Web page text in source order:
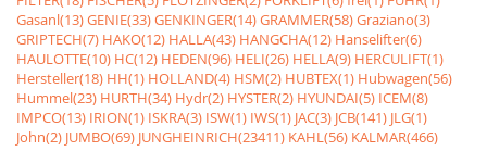
Gasanl(13)GENIE(33)GENKINGER(14)GRAMMER(58)Graziano(3)
GRIPTECH(7) HAKO(12) HALLA(43) HANGCHA(12) Hanselifter(6)
HAULOTTE(10) HC(12) HEDEN(96) HELI(26) HELLA(9) HERCULIFT(1)
Hersteller(18) HH(1) HOLLAND(4) HSM(2) HUBTEX(1) Hubwagen(56)
Hummel(23) HURTH(34) Hydr(2) HYSTER(2) HYUNDAI(5) ICEM(8)
IMPCO(13) IRION(1) ISKRA(3) ISW(1) IWS(1) JAC(3) JCB(141) JLG(1)
John(2) JUMBO(69) JUNGHEINRICH(23411) KAHL(56) KALMAR(466)